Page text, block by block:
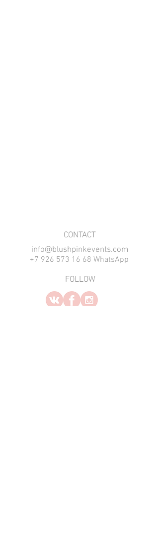
​CONTACT
info@blushpinkevents.com
+7 926 573 16 68 WhatsApp
FOLLOW